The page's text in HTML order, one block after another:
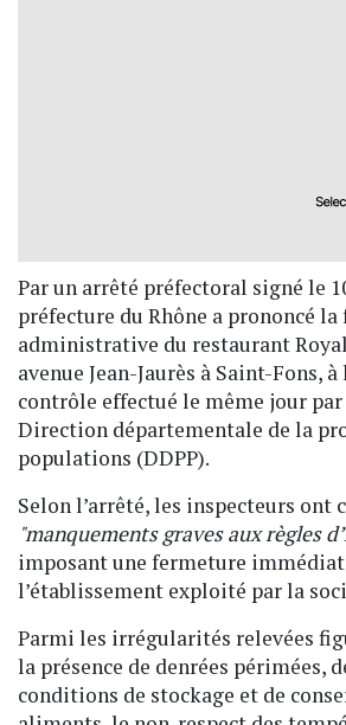
Par un arrêté préfectoral signé le
préfecture du Rhône a prononcé
administrative du restaurant
avenue Jean-Jaurès à Saint-Fons,
contrôle effectué le même jour par
Direction départementale de la
populations (DDPP).
Selon l’arrêté, les inspecteurs ont
"manquements graves aux règles
imposant une fermeture
l’établissement exploité par la
Parmi les irrégularités relevées
la présence de denrées périmées,
conditions de stockage et de